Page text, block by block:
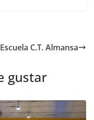
C.T. Almansa
gustar